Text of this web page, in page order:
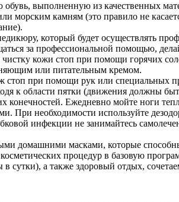
выполненную из качественных
морским камням (это правило не
который будет осуществлять
за профессиональной помощью,
чистку кожи стоп при помощи горячих
или питательным кремом.
стоп при помощи рук или специальных
к области пятки (движения должны
конечностей. Ежедневно мойте ноги
При необходимости используйте
инфекции не занимайтесь
домашними масками, которые
процедур в базовую
в сутки), а также здоровый отдых,